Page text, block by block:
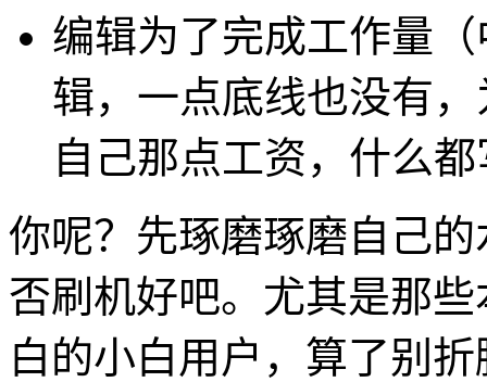
编辑为了完成工作量
辑，一点底线也没有
自己那点工资，什么
你呢？先琢磨琢磨自己
否刷机好吧。尤其是那
白的小白用户，算了别